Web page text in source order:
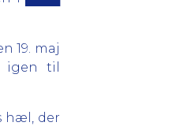
19. maj
igen til
hæl, der